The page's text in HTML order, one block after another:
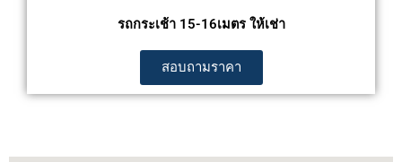
รถกระเช้า 15-16เมตร ให้เช่า
สอบถามราคา